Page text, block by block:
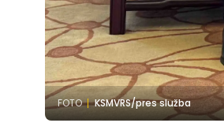
FOTO KSMVRS/pres služba